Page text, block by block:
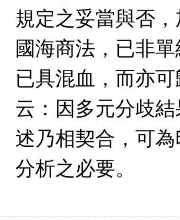
規定之妥當與否
國海商法，已非
已具混血，而亦
云：因多元分歧
述乃相契合，可
分析之必要。